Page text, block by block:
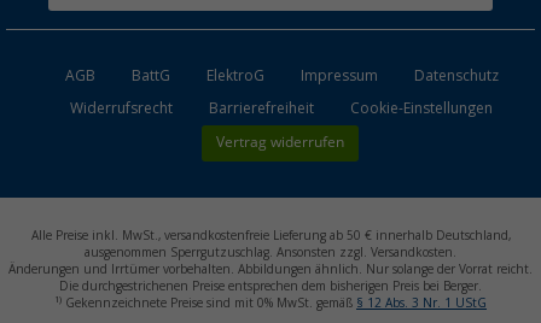
AGB BattG ElektroG Impressum
Datenschutz
Widerrufsrecht
Barrierefreiheit Cookie-Einstellungen
Vertrag widerrufen
Alle Preise inkl. MwSt., versandkostenfreie Lieferung ab 50 € innerhalb Deutschland,
ausgenommen Sperrgutzuschlag. Ansonsten zzgl. Versandkosten.
Änderungen und Irrtümer vorbehalten. Abbildungen ähnlich. Nur solange der Vorrat reicht.
Die durchgestrichenen Preise entsprechen dem bisherigen Preis bei Berger.
1) Gekennzeichnete Preise sind mit 0% MwSt. gemäß § 12 Abs. 3 Nr. 1 UStG